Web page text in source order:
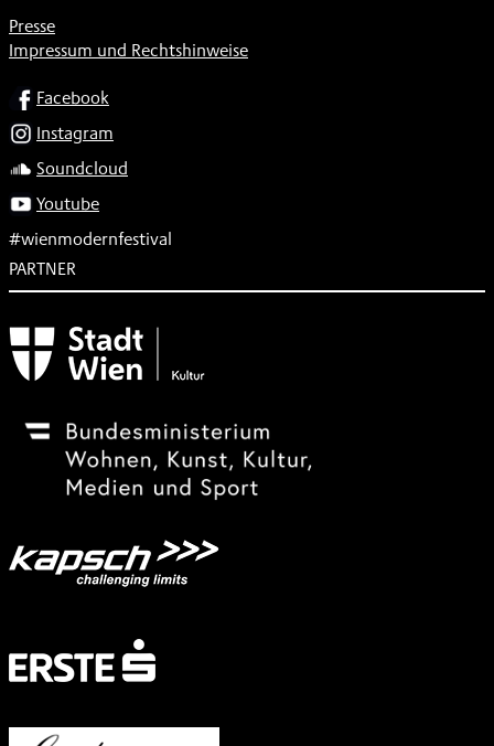
Presse
Impressum und Rechtshinweise
SOCIALFacebook
Instagram
Soundcloud
Youtube
#wienmodernfestival
PARTNER
Subventionsgeber